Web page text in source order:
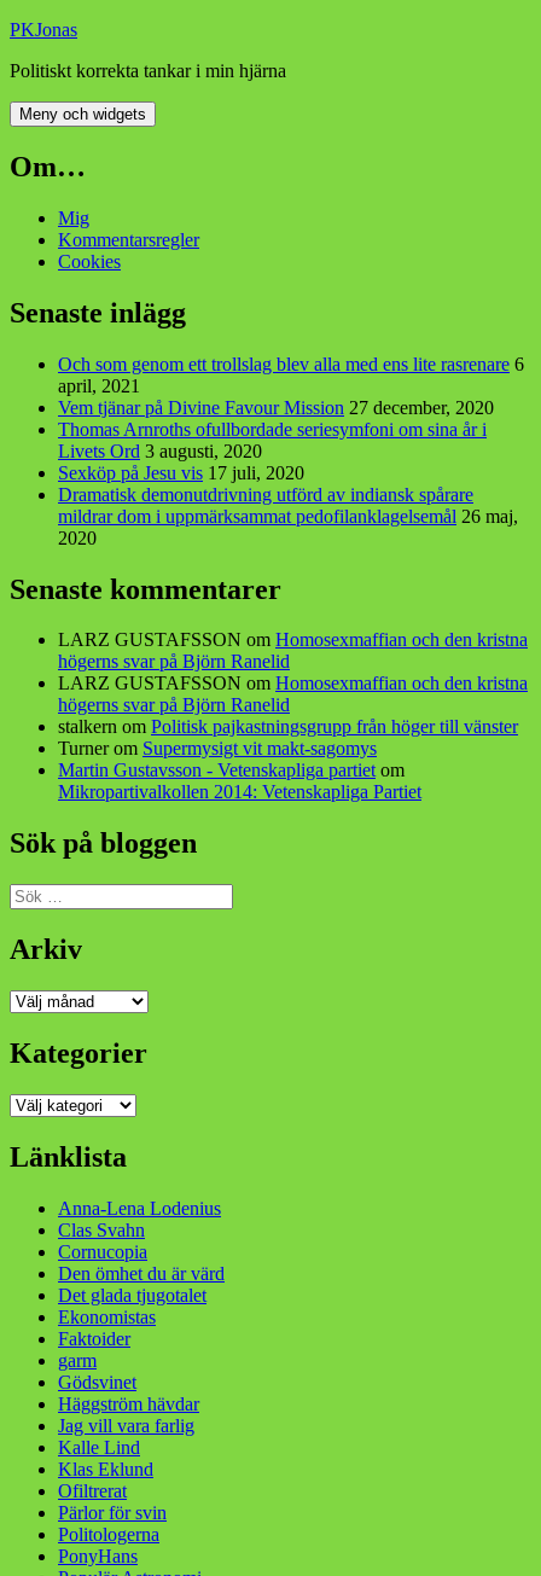
Hoppa
innehåll
PKJonas
Politiskt korrekta tankar i min hjärna
Meny och widgets
Om…
Mig
Kommentarsregler
Cookies
Senaste inlägg
Och som genom ett trollslag blev alla med ens lite rasrenare 6
april, 2021
Vem tjänar på Divine Favour Mission 27 december, 2020
Thomas Arnroths ofullbordade seriesymfoni om sina år i
Livets Ord 3 augusti, 2020
Sexköp på Jesu vis 17 juli, 2020
Dramatisk demonutdrivning utförd av indiansk spårare
mildrar dom i uppmärksammat pedofilanklagelsemål 26 maj,
2020
Senaste kommentarer
LARZ GUSTAFSSON om Homosexmaffian och den kristna
högerns svar på Björn Ranelid
LARZ GUSTAFSSON om Homosexmaffian och den kristna
högerns svar på Björn Ranelid
stalkern om Politisk pajkastningsgrupp från höger till vänster
Turnerom Supermysigt vit makt-sagomys
Martin Gustavsson - Vetenskapliga partietom
Mikropartivalkollen 2014: Vetenskapliga Partiet
Sök på bloggen
Sök
efter:
Arkiv
Arkiv
Kategorier
Kategorier
Länklista
Anna-Lena Lodenius
Clas Svahn
Cornucopia
Den ömhet du är värd
Det glada tjugotalet
Ekonomistas
Faktoider
garm
Gödsvinet
Häggström hävdar
Jag vill vara farlig
Kalle Lind
Klas Eklund
Ofiltrerat
Pärlor för svin
Politologerna
PonyHans